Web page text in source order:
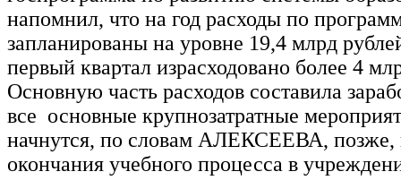
напомнил, что на год расходы по
запланированы на уровне 19,4 млрд
первый квартал израсходовано более 4
Основную часть расходов составила
все основные крупнозатратные
начнутся, по словам АЛЕКСЕЕВА, позже,
окончания учебного процесса в